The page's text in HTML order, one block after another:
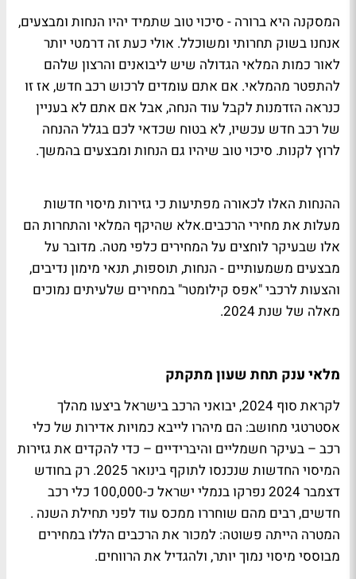
המסקנה היא ברורה - סיכוי טוב שתמיד יהיו הנחות ומבצעים,
אנחנו בשוק תחרותי ומשוכלל. אולי כעת זה דרמטי יותר
לאור כמות המלאי הגדולה שיש ליבואנים והרצון שלהם
להתפטר מהמלאי. אם אתם עומדים לרכוש רכב חדש, אז זו
כנראה הזדמנות לקבל עוד הנחה, אבל אם אתם לא בעניין
של רכב חדש עכשיו, לא בטוח שכדאי לכם בגלל ההנחה
לרוץ לקנות. סיכוי טוב שיהיו גם הנחות ומבצעים בהמשך.
ההנחות האלו לכאורה מפתיעות כי גזירות מיסוי חדשות
מעלות את מחירי הרכבים.אלא שהיקף המלאי והתחרות הם
אלו שבעיקר לוחצים על המחירים כלפי מטה. מדובר על
מבצעים משמעותיים - הנחות, תוספות, תנאי מימון נדיבים,
והצעות לרכבי "אפס קילומטר" במחירים שלעיתים נמוכים
מאלה של שנת 2024.
מלאי ענק תחת שעון מתקתק
לקראת סוף 2024, יבואני הרכב בישראל ביצעו מהלך
אסטרטגי מחושב: הם מיהרו לייבא כמויות אדירות של כלי
רכב – בעיקר חשמליים והיברידיים – כדי להקדים את גזירות
המיסוי החדשות שנכנסו לתוקף בינואר 2025. רק בחודש
דצמבר 2024 נפרקו בנמלי ישראל כ-100,000 כלי רכב
חדשים, רבים מהם שוחררו ממכס עוד לפני תחילת השנה .
המטרה הייתה פשוטה: למכור את הרכבים הללו במחירים
מבוססי מיסוי נמוך יותר, ולהגדיל את הרווחים.